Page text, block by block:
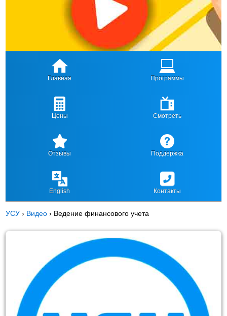
Главная Программы
Цены Смотреть
Отзывы Поддержка
English Контакты
УСУ › Видео › Ведение финансового учета